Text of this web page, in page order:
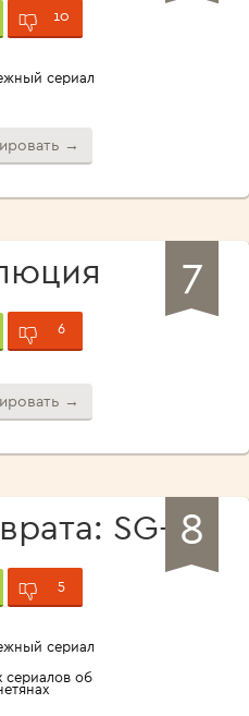
10
сериал
→
7
6
→
8
SG-1
5
сериал
сериалов об